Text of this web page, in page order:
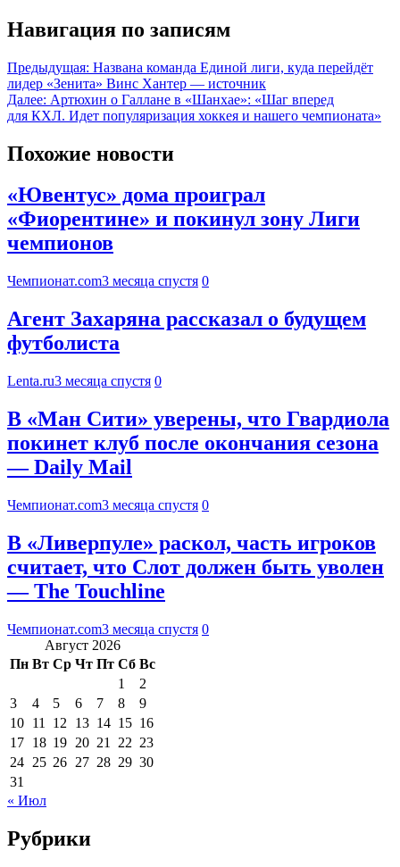
Навигация по записям
Предыдущая: Названа команда Единой лиги, куда перейдёт
лидер «Зенита» Винс Хантер — источник
Далее: Артюхин о Галлане в «Шанхае»: «Шаг вперед
для КХЛ. Идет популяризация хоккея и нашего чемпионата»
Похожие новости
«Ювентус» дома проиграл
«Фиорентине» и покинул зону Лиги
чемпионов
Чемпионат.com3 месяца спустя 0
Агент Захаряна рассказал о будущем
футболиста
Lenta.ru3 месяца спустя 0
В «Ман Сити» уверены, что Гвардиола
покинет клуб после окончания сезона
— Daily Mail
Чемпионат.com3 месяца спустя 0
В «Ливерпуле» раскол, часть игроков
считает, что Слот должен быть уволен
— The Touchline
Чемпионат.com3 месяца спустя 0
Август 2026
Пн Вт Ср Чт Пт Сб Вс
1
2
3
4 5 6 7 8
9
10 11 12 13 14 15 16
17 18 19 20 21 22 23
24 25 26 27 28 29 30
31
« Июл
Рубрики